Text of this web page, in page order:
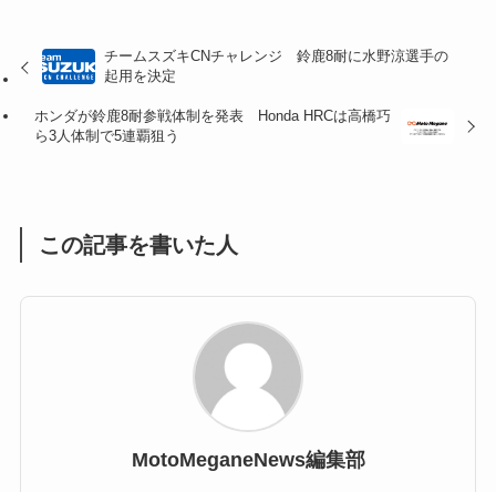
(47)
(1)
(16)
チームスズキCNチャレンジ 鈴鹿8耐に水野涼選手の
起用を決定
ホンダが鈴鹿8耐参戦体制を発表 Honda HRCは高橋巧
ら3人体制で5連覇狙う
この記事を書いた人
MotoMeganeNews編集部